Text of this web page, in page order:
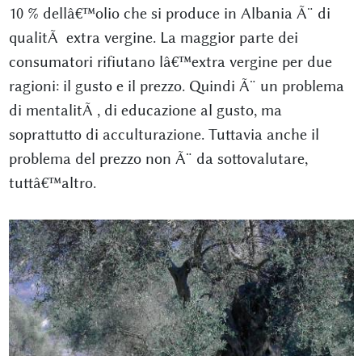
10 % dellâ€™olio che si produce in Albania Ã¨ di
qualitÃ extra vergine. La maggior parte dei
consumatori rifiutano lâ€™extra vergine per due
ragioni: il gusto e il prezzo. Quindi Ã¨ un problema
di mentalitÃ , di educazione al gusto, ma
soprattutto di acculturazione. Tuttavia anche il
problema del prezzo non Ã¨ da sottovalutare,
tuttâ€™altro.